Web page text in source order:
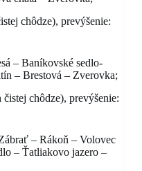
chôdze), prevýšenie:
– Baníkovské sedlo-
– Brestová – Zverovka;
chôdze), prevýšenie:
– Rákoň – Volovec
– Ťatliakovo jazero –